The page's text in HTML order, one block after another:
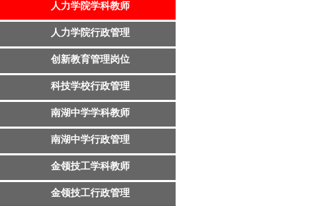
人力学院学科教师
人力学院行政管理
创新教育管理岗位
科技学校行政管理
南湖中学学科教师
南湖中学行政管理
金领技工学科教师
金领技工行政管理